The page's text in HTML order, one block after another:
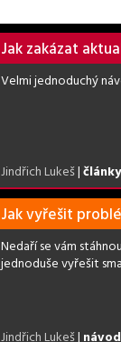
Jak zakázat
Velmi jednoduchý
Jindřich Lukeš|články
Jak vyřešit
Nedaří se vám
jednoduše vyřešit